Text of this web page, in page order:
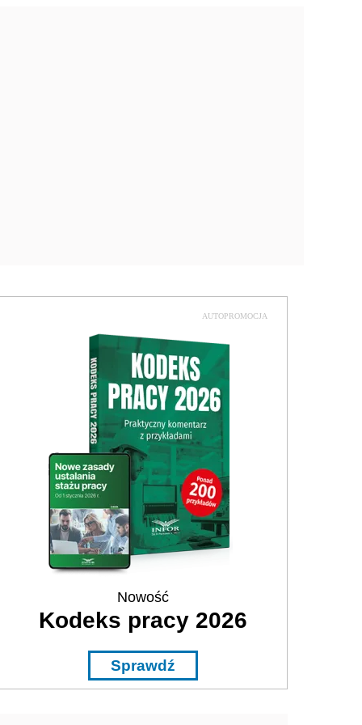
AUTOPROMOCJA
Nowość
Kodeks pracy 2026
Sprawdź